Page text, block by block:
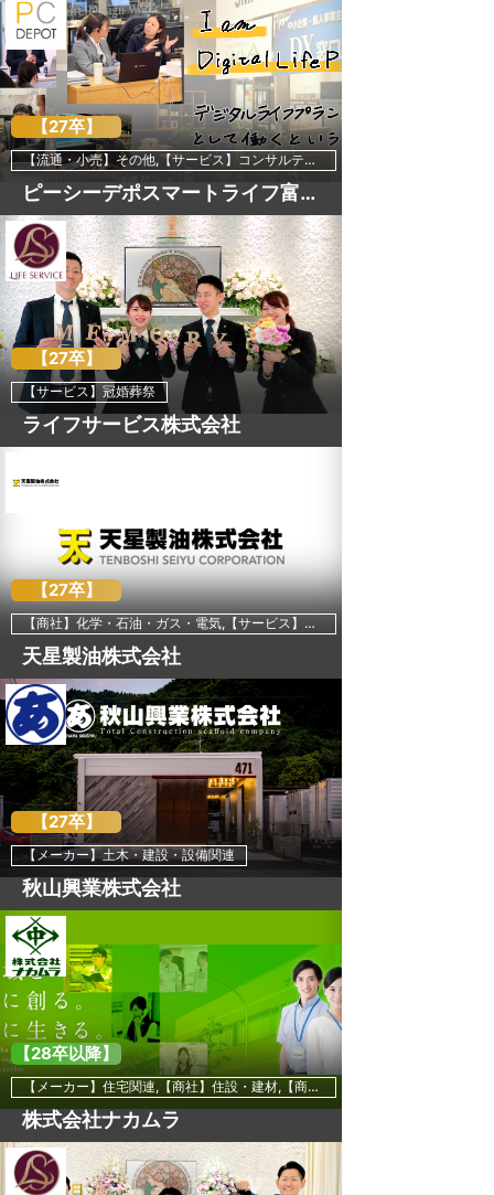
【27卒】
【流通・小売】その他,【サービス】コンサルティング・調査,【サービス】その他,【IT・ソフトウェア・通信】通信・インターネット関連
ピーシーデポスマートライフ富士BASE・三島BASE（株式会社ピーシーデポコーポレーション）
【27卒】
【サービス】冠婚葬祭
ライフサービス株式会社
【27卒】
【商社】化学・石油・ガス・電気,【サービス】その他
天星製油株式会社
【27卒】
【メーカー】土木・建設・設備関連
秋山興業株式会社
【28卒以降】
【メーカー】住宅関連,【商社】住設・建材,【商社】その他
株式会社ナカムラ